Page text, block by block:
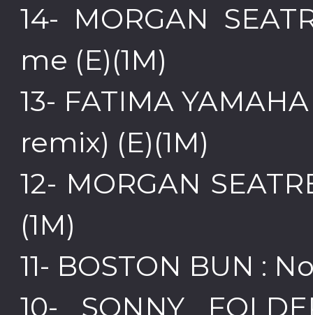
14- MORGAN
me (E)(1M)
13- FATIMA
remix) (E)(1M)
12- MORGAN
(1M)
11- BOSTON BUN :
10- SONNY